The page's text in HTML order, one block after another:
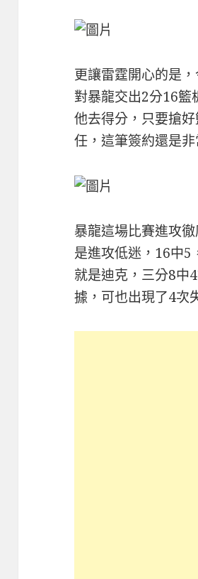
更讓雷霆開心的是
對暴龍交出2分16籃
他去得分，只要搶
任，這筆簽約還是
暴龍這場比賽進攻
是進攻低迷，16中5
就是迪克，三分8中
據，可也出現了4次